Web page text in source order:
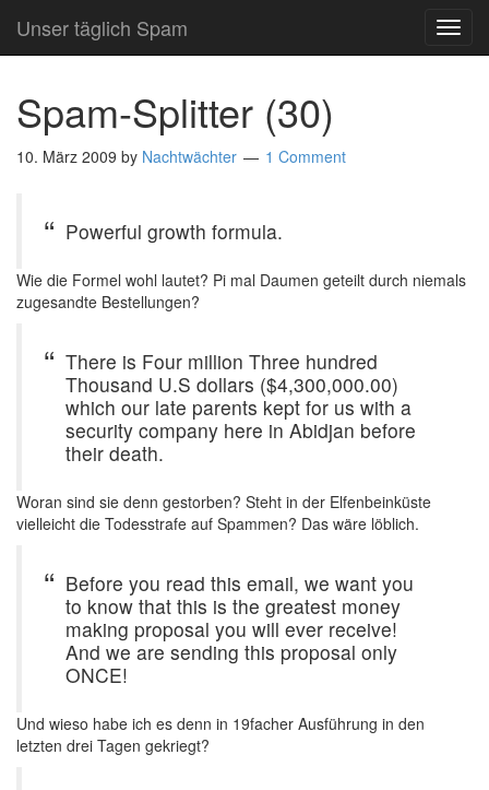
Unser täglich Spam
Spam-Splitter (30)
10. März 2009 by Nachtwächter 1 Comment
Powerful growth formula.
Wie die Formel wohl lautet? Pi mal Daumen geteilt durch niemals
zugesandte Bestellungen?
There is Four million Three hundred
Thousand U.S dollars ($4,300,000.00)
which our late parents kept for us with a
security company here in Abidjan before
their death.
Woran sind sie denn gestorben? Steht in der Elfenbeinküste
vielleicht die Todesstrafe auf Spammen? Das wäre löblich.
Before you read this email, we want you
to know that this is the greatest money
making proposal you will ever receive!
And we are sending this proposal only
ONCE!
Und wieso habe ich es denn in 19facher Ausführung in den
letzten drei Tagen gekriegt?